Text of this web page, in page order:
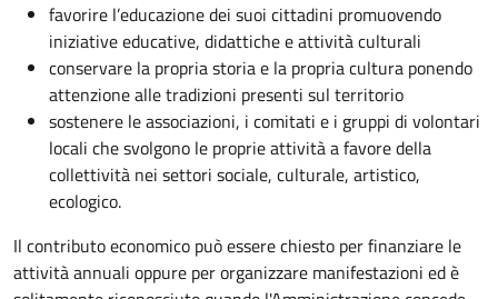
favorire l’educazione dei suoi cittadini promuovendo
iniziative educative, didattiche e attività culturali
conservare la propria storia e la propria cultura ponendo
attenzione alle tradizioni presenti sul territorio
sostenere le associazioni, i comitati e i gruppi di volontari
locali che svolgono le proprie attività a favore della
collettività nei settori sociale, culturale, artistico,
ecologico.
Il contributo economico può essere chiesto per finanziare le
attività annuali oppure per organizzare manifestazioni ed è